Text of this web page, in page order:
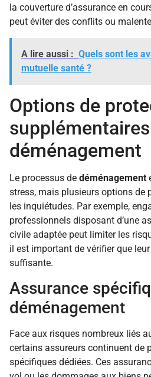
la couverture d’assurance en
peut éviter des conflits ou
A lire aussi : Quels sont les
mutuelle santé ?
Options de
déménagement
Le processus de déménagement
stress, mais plusieurs options de
les inquiétudes. Par exemple,
professionnels disposant d’une
civile adaptée peut limiter les
il est important de vérifier que
suffisante.
Assurance
déménagement
Face aux risques nombreux liés
certains assureurs continuent de
spécifiques dédiées. Ces